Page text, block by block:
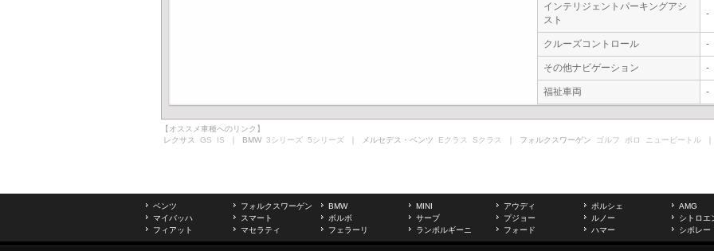
インテリジェントパーキングアシ
スト
-
クルーズコントロール -
その他ナビゲーション -
福祉車両 -
【オススメ車種へのリンク】
レクサス GS IS ｜ BMW 3シリーズ 5シリーズ ｜ メルセデス・ベンツ Eクラス Sクラス ｜ フォルクスワーゲン ゴルフ ポロ ニュービートル
ベンツ フォルクスワーゲン BMW MINI アウディ ポルシェ
AMG
マイバッハ
スマート ボルボ サーブ プジョー ルノー
シトロエ
フィアット
マセラティ フェラーリ ランボルギーニ フォード ハマー シボレー